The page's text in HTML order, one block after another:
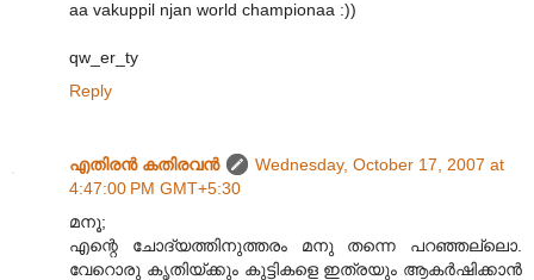
aa vakuppil njan world championaa :))
qw_er_ty
Reply
എതിരന്‍ കതിരവന്‍
Wednesday, October 17, 2007 at
4:47:00 PM GMT+5:30
മനൂ;
എന്റെ ചോദ്യത്തിനുത്തരം മനു തന്നെ പറഞ്ഞല്ലൊ.
വേറൊരു കൃതിയ്ക്കും കുട്ടികളെ ഇത്രയും ആകര്‍ഷിക്കാന്‍